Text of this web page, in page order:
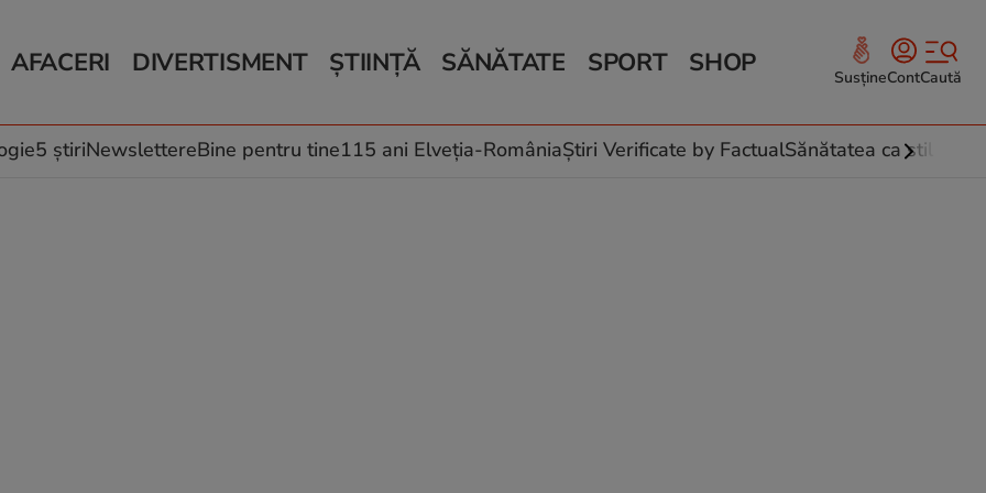
AFACERI
Auto
Locuri de muncă
DIVERTISMENT
Horoscop
Muzică și Filme
ȘTIINȚĂ
Schimbări climatice
SĂNĂTATE
Relații
Rețete culinare
SPORT SHOP SusțineContCaută
5 știriNewslettereBine pentru tine115 ani Elveția-RomâniaȘtiri Verificate by FactualSănătatea ca stil de